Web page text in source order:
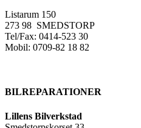
Listarum 150
273 98 SMEDSTORP
Tel/Fax: 0414-523 30
Mobil: 0709-82 18 82
BILREPARATIONER
Lillens Bilverkstad